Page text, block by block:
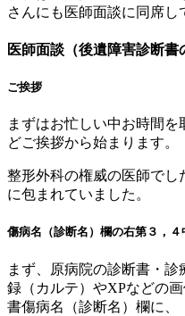
さんにも医師面談に同席し
医師面談（後遺障害診断書
ご挨拶
まずはお忙しい中お時間
どご挨拶から始まります。
整形外科の権威の医師で
に包まれていました。
傷病名（診断名）欄の右第３，
まず、原病院の診断書・
録（カルテ）やXPなどの
書傷病名（診断名）欄に